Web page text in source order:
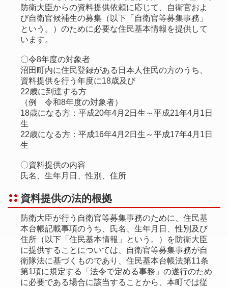
防衛大臣からの資料提供依頼に応じて、自衛官およ
び自衛官候補生の募集（以下「自衛官等募集事務」
という。）のために必要な住民基本情報を提供して
います。
〇令8年度の対象者
沼田町内に住民登録がある日本人住民の方のうち、
資料提供を行う年度に18歳及び
22歳に到達する方
（例 令和8年度の対象者）
18歳になる方：平成20年4月2日生～平成21年4月1日
生
22歳になる方：平成16年4月2日生～平成17年4月1日
生
〇資料提供の内容
氏名、生年月日、性別、住所
資料提供の法的根拠
防衛大臣が行う自衛官等募集事務のために、住民基
本台帳記載事項のうち、氏名、生年月日、性別及び
住所（以下「住民基本情報」という。）を防衛大臣
に提供することについては、自衛官等募集事務が自
衛隊法に基づくものであり、住民基本台帳法第11条
第1項に規定する「法令で定める事務」の遂行のため
に必要である場合に該当することから、本町では従